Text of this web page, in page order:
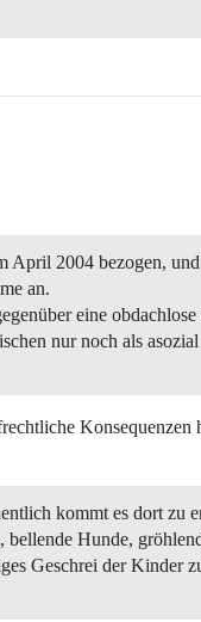
April 2004 bezogen,
an.
eine
nur noch als
kommt es dort zu
bellende Hunde,
Geschrei der Kinder